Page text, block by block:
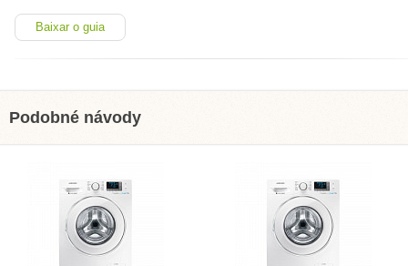
Baixar o guia
Podobné návody